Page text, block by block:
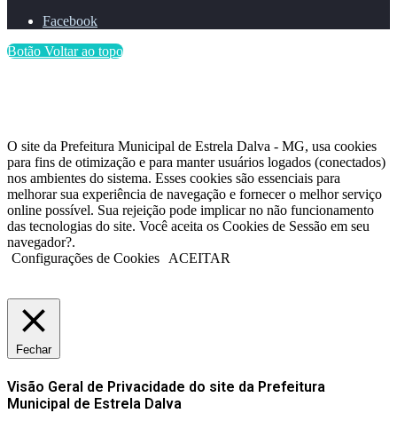
Facebook
Botão Voltar ao topo
O site da Prefeitura Municipal de Estrela Dalva - MG, usa cookies
para fins de otimização e para manter usuários logados (conectados)
nos ambientes do sistema. Esses cookies são essenciais para
melhorar sua experiência de navegação e fornecer o melhor serviço
online possível. Sua rejeição pode implicar no não funcionamento
das tecnologias do site. Você aceita os Cookies de Sessão em seu
navegador?.
Configurações de Cookies
ACEITAR
Fechar
Visão Geral de Privacidade do site da Prefeitura
Municipal de Estrela Dalva